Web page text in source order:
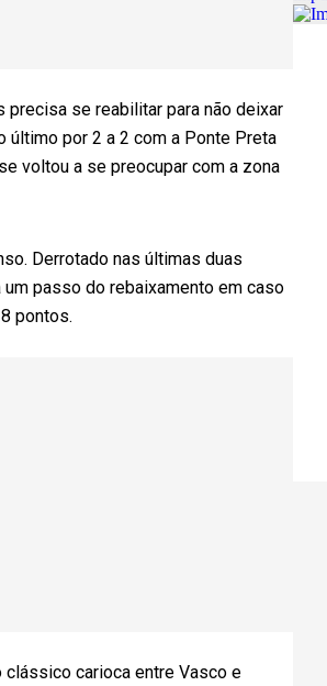
precisa se reabilitar para não deixar
por 2 a 2 com a Ponte Preta
voltou a se preocupar com a zona
Derrotado nas últimas duas
passo do rebaixamento em caso
pontos.
clássico carioca entre Vasco e